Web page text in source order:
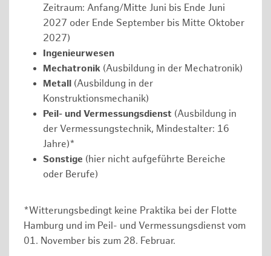
Zeitraum: Anfang/Mitte Juni bis Ende Juni
2027 oder Ende September bis Mitte Oktober
2027)
Ingenieurwesen
Mechatronik (Ausbildung in der Mechatronik)
Metall (Ausbildung in der
Konstruktionsmechanik)
Peil- und Vermessungsdienst (Ausbildung in
der Vermessungstechnik, Mindestalter: 16
Jahre)*
Sonstige (hier nicht aufgeführte Bereiche
oder Berufe)
*Witterungsbedingt keine Praktika bei der Flotte
Hamburg und im Peil- und Vermessungsdienst vom
01. November bis zum 28. Februar.